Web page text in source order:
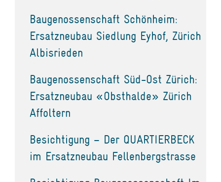
Baugenossenschaft Schönheim:
Ersatzneubau Siedlung Eyhof, Zürich
Albisrieden
Baugenossenschaft Süd-Ost Zürich:
Ersatzneubau «Obsthalde» Zürich
Affoltern
Besichtigung – Der QUARTIERBECK
im Ersatzneubau Fellenbergstrasse